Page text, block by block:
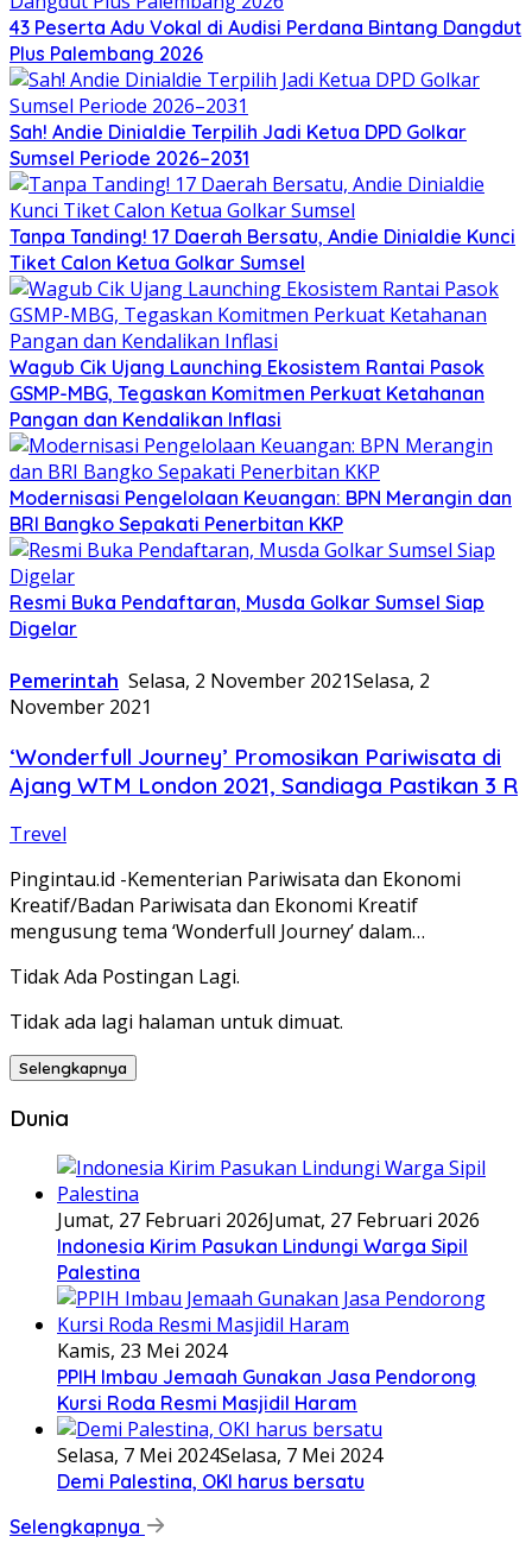
43 Peserta Adu Vokal di Audisi Perdana Bintang Dangdut
Plus Palembang 2026
Sah! Andie Dinialdie Terpilih Jadi Ketua DPD Golkar
Sumsel Periode 2026–2031
Tanpa Tanding! 17 Daerah Bersatu, Andie Dinialdie Kunci
Tiket Calon Ketua Golkar Sumsel
Wagub Cik Ujang Launching Ekosistem Rantai Pasok
GSMP-MBG, Tegaskan Komitmen Perkuat Ketahanan
Pangan dan Kendalikan Inflasi
Modernisasi Pengelolaan Keuangan: BPN Merangin dan
BRI Bangko Sepakati Penerbitan KKP
Resmi Buka Pendaftaran, Musda Golkar Sumsel Siap
Digelar
Pemerintah Selasa, 2 November 2021Selasa, 2
November 2021
‘Wonderfull Journey’ Promosikan Pariwisata di
Ajang WTM London 2021, Sandiaga Pastikan 3 R
Trevel
Pingintau.id -Kementerian Pariwisata dan Ekonomi
Kreatif/Badan Pariwisata dan Ekonomi Kreatif
mengusung tema ‘Wonderfull Journey’ dalam…
Tidak Ada Postingan Lagi.
Tidak ada lagi halaman untuk dimuat.
Selengkapnya
Dunia
Jumat, 27 Februari 2026Jumat, 27 Februari 2026
Indonesia Kirim Pasukan Lindungi Warga Sipil
Palestina
Kamis, 23 Mei 2024
PPIH Imbau Jemaah Gunakan Jasa Pendorong
Kursi Roda Resmi Masjidil Haram
Selasa, 7 Mei 2024Selasa, 7 Mei 2024
Demi Palestina, OKI harus bersatu
Selengkapnya